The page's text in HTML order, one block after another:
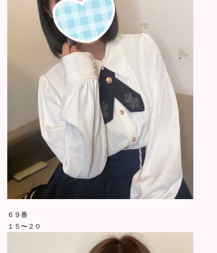
６９番
１５〜２０